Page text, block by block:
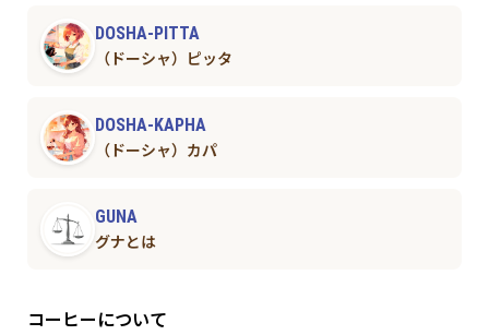
DOSHA-PITTA
（ドーシャ）ピッタ
DOSHA-KAPHA
（ドーシャ）カパ
GUNA
グナとは
コーヒーについて